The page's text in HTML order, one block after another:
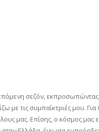
σεζόν,
με τις συμπαίκτριές μου.
μας. Επίσης, ο κόσμος μας